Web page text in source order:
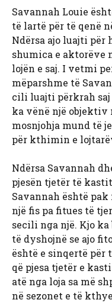
Savannah Louie
të lartë për të qenë
Ndërsa ajo luajti
shumica e aktorëve
lojën e saj. I vetmi
mëparshme të
cili luajti përkrah saj
ka vënë një objektiv
mosnjohja mund të
për kthimin e
Ndërsa Savannah
pjesën tjetër të
Savannah është
një fis pa fitues të
secili nga një. Kjo ka
të dyshojnë se ajo
është e sinqertë për
që pjesa tjetër e
atë nga loja sa më
në sezonet e të